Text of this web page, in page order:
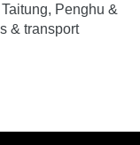
Penghu &
& transport